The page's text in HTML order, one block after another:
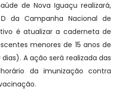
de Nova Iguaçu realizará,
da Campanha Nacional de
é atualizar a caderneta de
menores de 15 anos de
dias). A ação será realizada das
da imunização contra